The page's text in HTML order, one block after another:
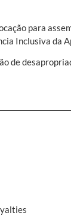
para
Inclusiva da
de